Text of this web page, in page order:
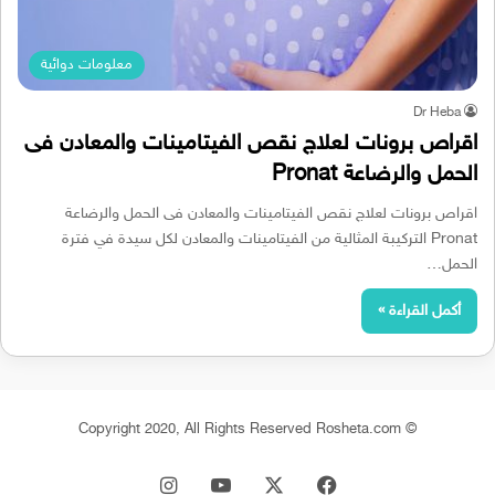
معلومات دوائية
Dr Heba
اقراص برونات لعلاج نقص الفيتامينات والمعادن فى
الحمل والرضاعة Pronat
اقراص برونات لعلاج نقص الفيتامينات والمعادن فى الحمل والرضاعة
Pronat التركيبة المثالية من الفيتامينات والمعادن لكل سيدة في فترة
الحمل…
أكمل القراءة »
© Copyright 2020, All Rights Reserved Rosheta.com
فيسبوك ‫YouTube